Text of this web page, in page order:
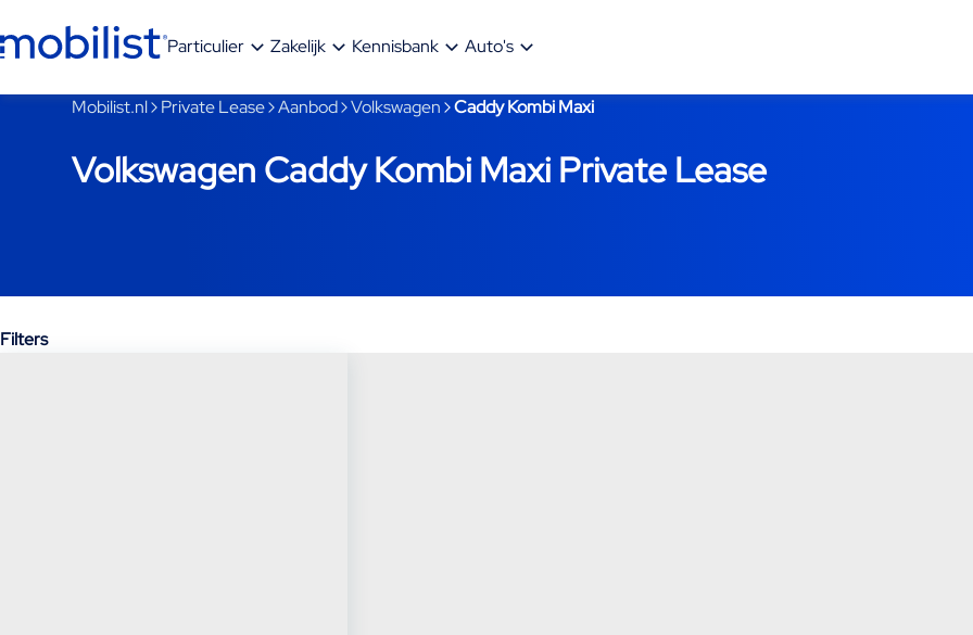
Particulier
Zakelijk Kennisbank Auto's
Je bent nu voorbij het hoofdmenu
Mobilist.nl Private Lease Aanbod Volkswagen Caddy Kombi Maxi
Volkswagen Caddy Kombi Maxi Private Lease
Filters